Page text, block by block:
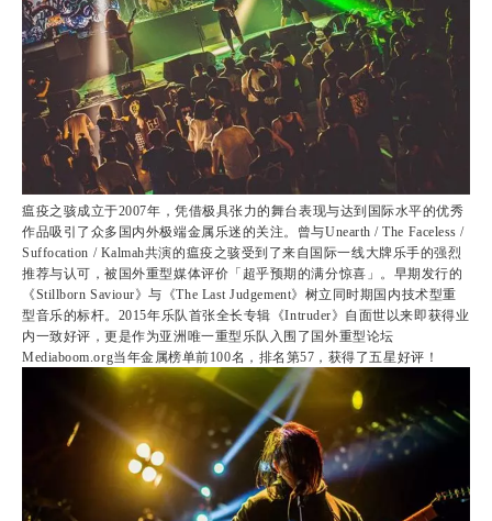
瘟疫之骇成立于2007年，凭借极具张力的舞台表现与达到国际水平的优秀
作品吸引了众多国内外极端金属乐迷的关注。曾与Unearth / The Faceless /
Suffocation / Kalmah共演的瘟疫之骇受到了来自国际一线大牌乐手的强烈
推荐与认可，被国外重型媒体评价「超乎预期的满分惊喜」。早期发行的
《Stillborn Saviour》与《The Last Judgement》树立同时期国内技术型重
型音乐的标杆。2015年乐队首张全长专辑《Intruder》自面世以来即获得业
内一致好评，更是作为亚洲唯一重型乐队入围了国外重型论坛
Mediaboom.org当年金属榜单前100名，排名第57，获得了五星好评！